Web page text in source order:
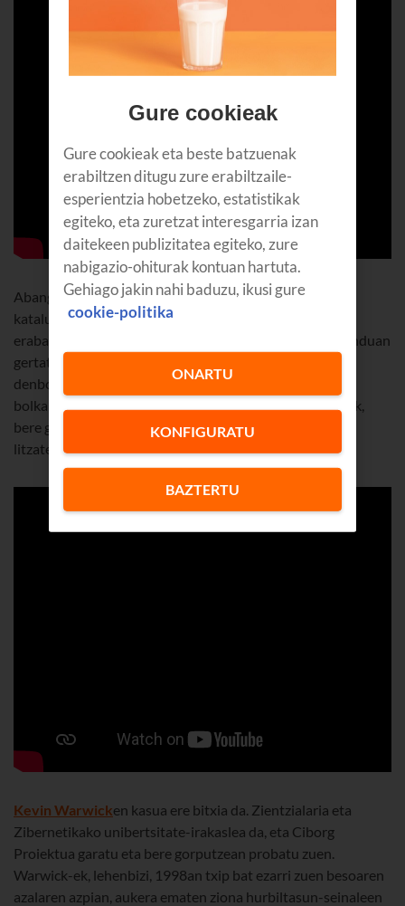
Abangoardiako beste artista bat ere, Moon Ribas
kataluniarra, ez da atzean geratzen: duela urte batzuk,
erabaki zuen sentsore sismiko bat ezartzea besoan, munduan
gertatzen ziren lurrikara guztiak bibrazio arinen bidez
denbora errealean hautemateko. Helburua ez zen
bolkanologo egitea, beste zentzumen bat garatzea baizik,
bere gorputzaren eta teknologiaren batura izango
litzatekeena, bere sorkuntzetarako erabiltzen duena.
Kevin Warwicken kasua ere bitxia da. Zientzialaria eta
Zibernetikako unibertsitate-irakaslea da, eta Ciborg
Proiektua garatu eta bere gorputzean probatu zuen.
Warwick-ek, lehenbizi, 1998an txip bat ezarri zuen besoaren
azalaren azpian, aukera ematen ziona hurbiltasun-seinaleen
Gure cookieak
Gure cookieak eta beste batzuenak
erabiltzen ditugu zure erabiltzaile-
esperientzia hobetzeko, estatistikak
egiteko, eta zuretzat interesgarria izan
daitekeen publizitatea egiteko, zure
nabigazio-ohiturak kontuan hartuta.
Gehiago jakin nahi baduzu, ikusi gure
cookie-politika
KONFIGURATU
BAZTERTU
ONARTU